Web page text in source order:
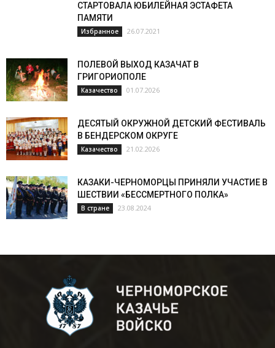
СТАРТОВАЛА ЮБИЛЕЙНАЯ ЭСТАФЕТА
ПАМЯТИ
Избранное 26.07.2021
ПОЛЕВОЙ ВЫХОД КАЗАЧАТ В
ГРИГОРИОПОЛЕ
Казачество 01.07.2026
ДЕСЯТЫЙ ОКРУЖНОЙ ДЕТСКИЙ ФЕСТИВАЛЬ
В БЕНДЕРСКОМ ОКРУГЕ
Казачество 21.02.2026
КАЗАКИ-ЧЕРНОМОРЦЫ ПРИНЯЛИ УЧАСТИЕ В
ШЕСТВИИ «БЕССМЕРТНОГО ПОЛКА»
В стране 23.08.2024